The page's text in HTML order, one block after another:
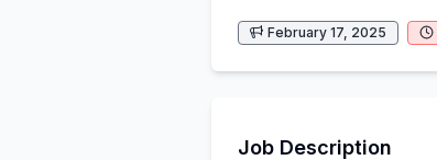
February 17, 2025
Job Description